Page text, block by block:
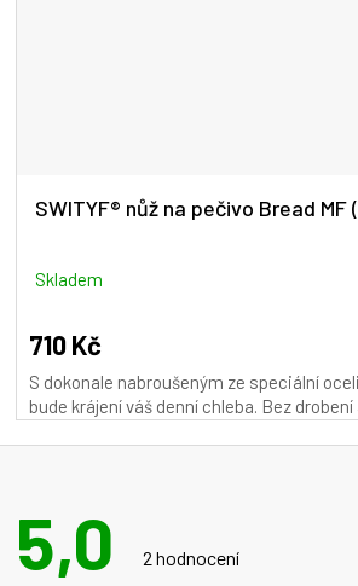
SWITYF® nůž na pečivo Bread MF
Skladem
710 Kč
S dokonale nabroušeným ze speciální
bude krájení váš denní chleba. Bez drobení
5,0
hodnocení
2 hodnocení